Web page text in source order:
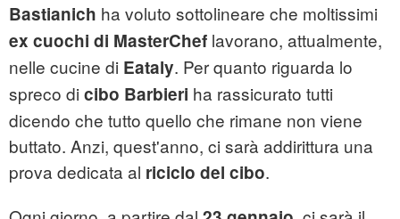
Bastianich ha voluto sottolineare che moltissimi
ex cuochi di MasterChef lavorano, attualmente,
nelle cucine di Eataly. Per quanto riguarda lo
spreco di cibo Barbieri ha rassicurato tutti
dicendo che tutto quello che rimane non viene
buttato. Anzi, quest'anno, ci sarà addirittura una
prova dedicata al riciclo del cibo.